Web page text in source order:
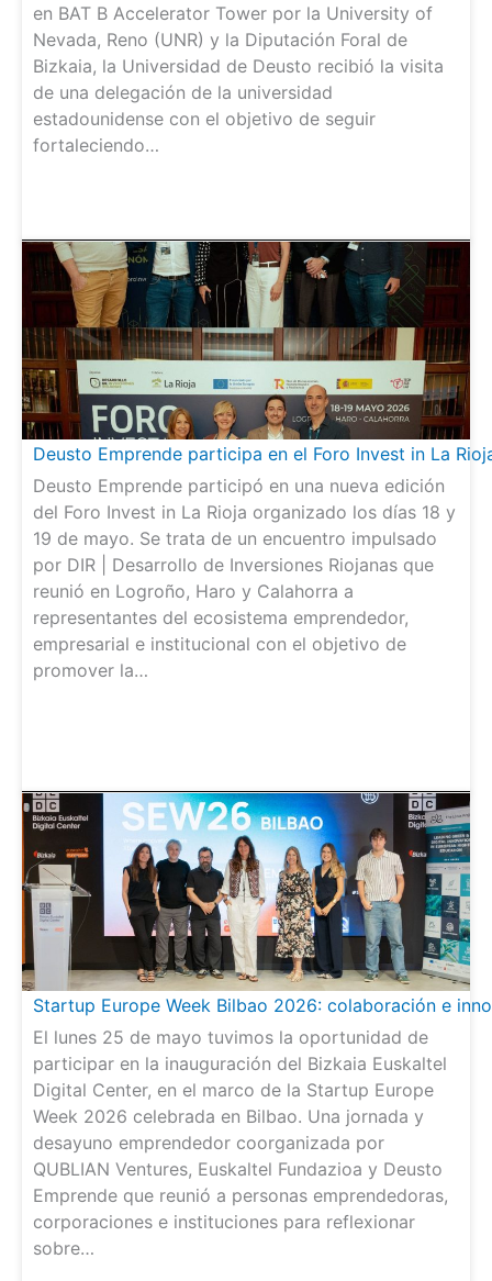
en BAT B Accelerator Tower por la University of
Nevada, Reno (UNR) y la Diputación Foral de
Bizkaia, la Universidad de Deusto recibió la visita
de una delegación de la universidad
estadounidense con el objetivo de seguir
fortaleciendo…
Deusto Emprende participa en el Foro Invest in La
Deusto Emprende participó en una nueva edición
del Foro Invest in La Rioja organizado los días 18 y
19 de mayo. Se trata de un encuentro impulsado
por DIR | Desarrollo de Inversiones Riojanas que
reunió en Logroño, Haro y Calahorra a
representantes del ecosistema emprendedor,
empresarial e institucional con el objetivo de
promover la…
Startup Europe Week Bilbao 2026: colaboración e
El lunes 25 de mayo tuvimos la oportunidad de
participar en la inauguración del Bizkaia Euskaltel
Digital Center, en el marco de la Startup Europe
Week 2026 celebrada en Bilbao. Una jornada y
desayuno emprendedor coorganizada por
QUBLIAN Ventures, Euskaltel Fundazioa y Deusto
Emprende que reunió a personas emprendedoras,
corporaciones e instituciones para reflexionar
sobre…